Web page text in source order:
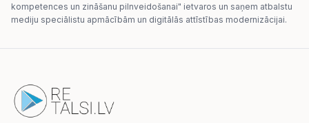
kompetences un zināšanu pilnveidošanai" ietvaros un saņem atbalstu
mediju speciālistu apmācībām un digitālās attīstības modernizācijai.